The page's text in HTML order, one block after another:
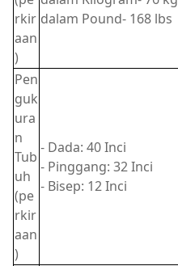
rkir
aan
)
dalam Pound- 168 lbs
Pen
guk
ura
n
Tub
uh
(pe
rkir
aan
)
- Dada: 40 Inci
- Pinggang: 32 Inci
- Bisep: 12 Inci